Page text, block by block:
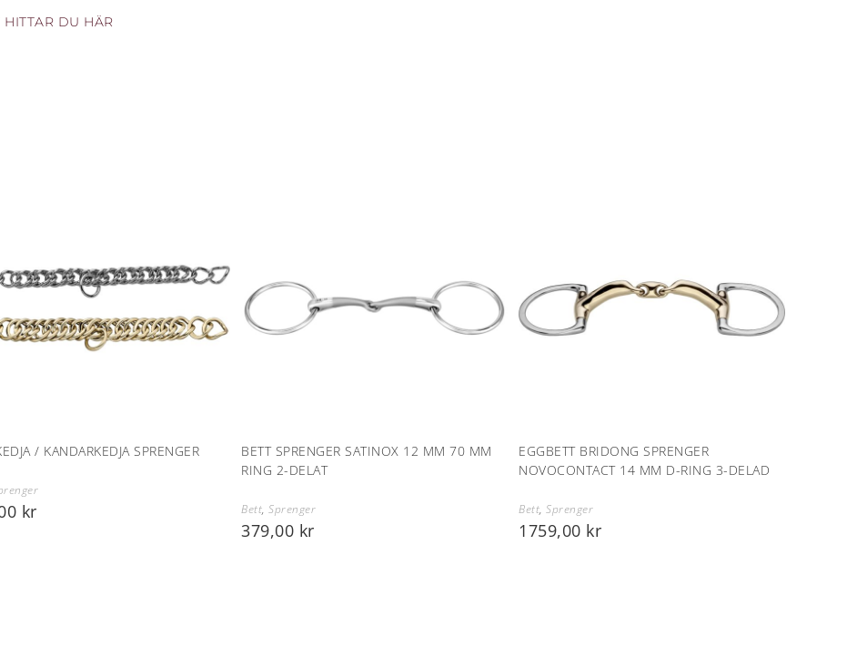
HITTAR DU HÄR
/ KANDARKEDJA SPRENGER
kr
BETT SPRENGER SATINOX 12 MM 70 MM
RING 2-DELAT
Bett,Sprenger
379,00 kr
EGGBETT BRIDONG SPRENGER
NOVOCONTACT 14 MM D-RING 3-DELAD
Bett,Sprenger
1759,00 kr